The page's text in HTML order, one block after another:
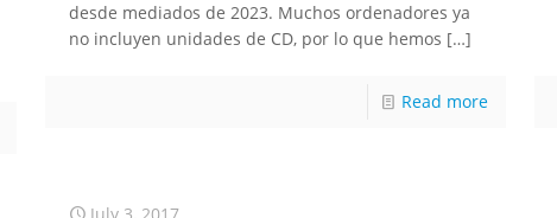
desde mediados de 2023. Muchos ordenadores ya
no incluyen unidades de CD, por lo que hemos […]
Read more